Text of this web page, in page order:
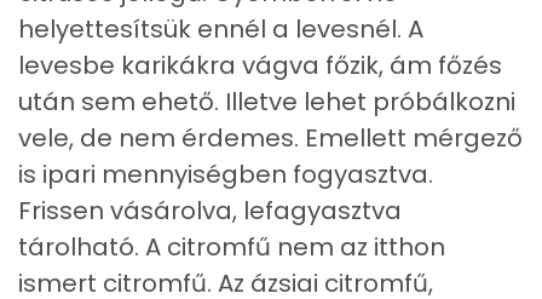
Vitaminok
Összesen
0
A vitamin (RAE):
22 micro
B6 vitamin:
B12 Vitamin:
0 micro
helyettesítsük ennél a levesnél. A
levesbe karikákra vágva főzik, ám főzés
után sem ehető. Illetve lehet próbálkozni
vele, de nem érdemes. Emellett mérgező
is ipari mennyiségben fogyasztva.
Frissen vásárolva, lefagyasztva
tárolható. A citromfű nem az itthon
ismert citromfű. Az ázsiai citromfű,